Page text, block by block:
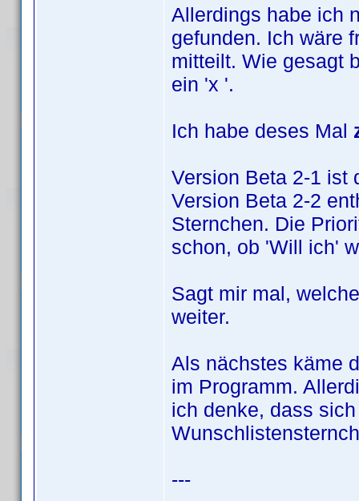
Allerdings habe ich
gefunden. Ich wäre
mitteilt. Wie gesagt
ein 'x '.
Ich habe deses Mal
Version Beta 2-1 ist
Version Beta 2-2
Sternchen. Die
schon, ob 'Will ich'
Sagt mir mal,
weiter.
Als nächstes käme
im Programm.
ich denke, dass
---